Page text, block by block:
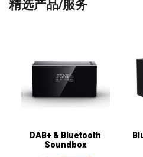
精选产品/服务
DAB+ & Bluetooth
Soundbox